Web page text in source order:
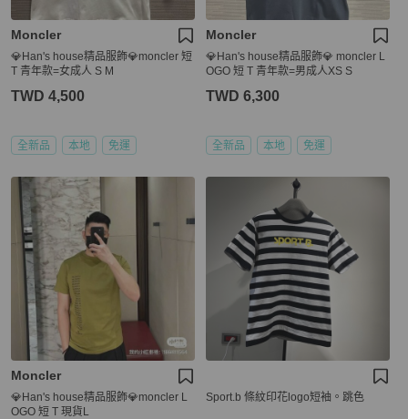
Moncler
💎Han's house精品服飾💎moncler 短
T 青年款=女成人 S M
TWD 4,500
全新品 本地 免運
Moncler
💎Han's house精品服飾💎 moncler L
OGO 短 T 青年款=男成人XS S
TWD 6,300
全新品 本地 免運
Moncler
💎Han's house精品服飾💎moncler L
OGO 短 T 現貨L
Sport.b 條紋印花logo短袖。跳色